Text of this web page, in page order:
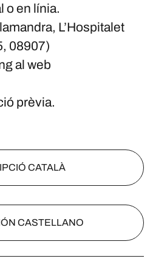
o en línia.
L’Hospitalet
08907)
al web
prèvia.
CATALÀ
CASTELLANO